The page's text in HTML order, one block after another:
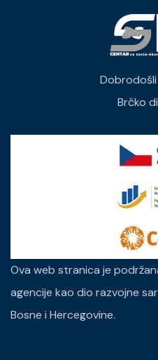
Dobrodošli
Brčko
Ova web stranica je
agencije kao dio razvojne
Bosne i Hercegovine.